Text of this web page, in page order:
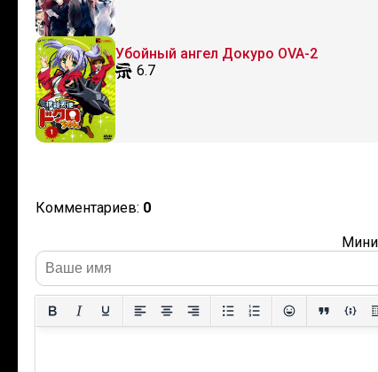
Убойный ангел Докуро OVA-2
6.7
Комментариев: 0